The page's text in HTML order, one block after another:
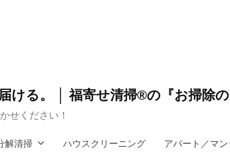
る。 │ 福寄せ清掃®の『お掃除の
せください！
解清掃 ハウスクリーニング アパート／マ